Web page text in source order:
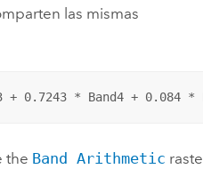
las mismas
0.7243 * Band4 + 0.084 *
the Band Arithmetic